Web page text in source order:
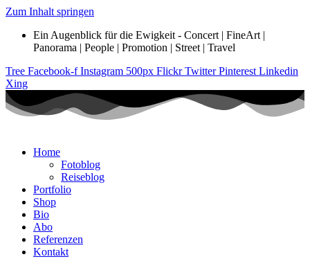
Zum Inhalt springen
Ein Augenblick für die Ewigkeit - Concert | FineArt |
Panorama | People | Promotion | Street | Travel
Tree Facebook-f Instagram 500px Flickr Twitter Pinterest Linkedin
Xing
Home
Fotoblog
Reiseblog
Portfolio
Shop
Bio
Abo
Referenzen
Kontakt